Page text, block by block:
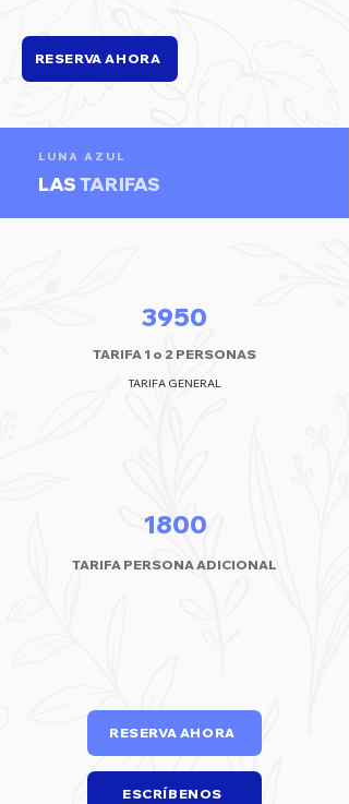
RESERVA AHORA
LUNA AZUL
LASTARIFAS
3950
TARIFA 1 o 2 PERSONAS
TARIFA GENERAL
1800
TARIFA PERSONA ADICIONAL
RESERVA AHORA
ESCRÍBENOS